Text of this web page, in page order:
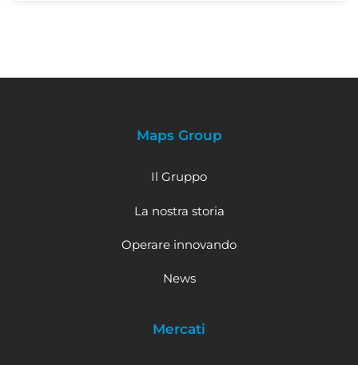
Maps Group
Il Gruppo
La nostra storia
Operare innovando
News
Mercati